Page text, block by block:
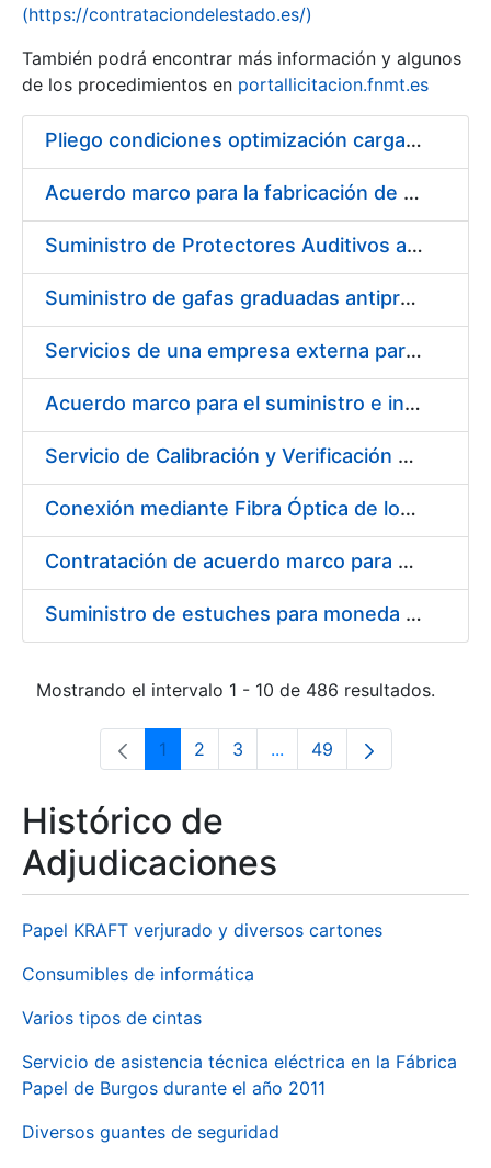
(https://contrataciondelestado.es/)
También podrá encontrar más información y algunos
de los procedimientos en portallicitacion.fnmt.es
Pliego condiciones optimización cargas compras firmado
Acuerdo marco para la fabricación de piezas
Suministro de Protectores Auditivos a medida para las personas trabajadoras de los Centros de Trabajo de Madrid y Burgos
Suministro de gafas graduadas antiproyecciones para los trabajadores de la FNMT-RCM en los centros de trabajo de Madrid y Burgos
Servicios de una empresa externa para el asesoramiento y resolución de los recursos de alzada que se presentan relacionados con procesos de selección para la FNMT-RCM
Acuerdo marco para el suministro e instalación de persianas, estores y otros complementos
Servicio de Calibración y Verificación Externa de los Equipos de Medición del Servicio de Prevención de la FNMT-RCM
Conexión mediante Fibra Óptica de los Centros de Proceso de Datos (CPDs) de las sedes de la FNMT-RCM de Burgos y Madrid
Contratación de acuerdo marco para el Suministro de Material de Electricidad para la Fábrica Nacional de Moneda y Timbre-Real Casa de la Moneda en su centro de trabajo de Burgos
Suministro de estuches para moneda de 30 €
Mostrando el intervalo 1 - 10 de 486 resultados.
Página
1 Página
2 Página
3 ...Páginas intermedias Use
Página
49
Histórico de
Adjudicaciones
Papel KRAFT verjurado y diversos cartones
Consumibles de informática
Varios tipos de cintas
Servicio de asistencia técnica eléctrica en la Fábrica
Papel de Burgos durante el año 2011
Diversos guantes de seguridad